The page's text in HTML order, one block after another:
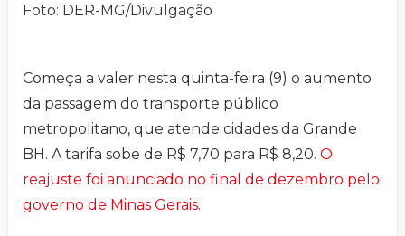
Foto: DER-MG/Divulgação
Começa a valer nesta quinta-feira (9) o aumento
da passagem do transporte público
metropolitano, que atende cidades da Grande
BH. A tarifa sobe de R$ 7,70 para R$ 8,20. O
reajuste foi anunciado no final de dezembro pelo
governo de Minas Gerais.